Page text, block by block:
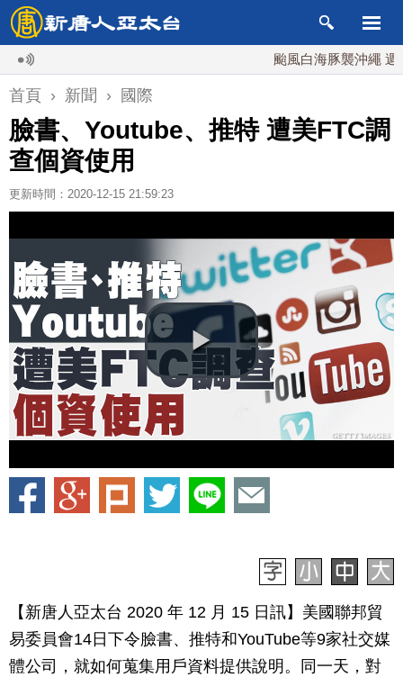
颱風白海豚襲沖繩 週末最
首頁 › 新聞 › 國際
臉書、Youtube、推特 遭美FTC調
查個資使用
更新時間：2020-12-15 21:59:23
【新唐人亞太台 2020 年 12 月 15 日訊】美國聯邦貿
易委員會14日下令臉書、推特和YouTube等9家社交媒
體公司，就如何蒐集用戶資料提供說明。同一天，對